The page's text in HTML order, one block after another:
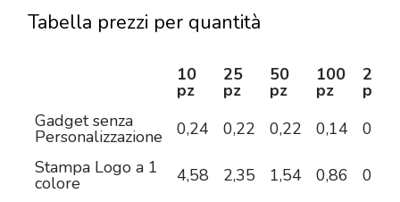
Tabella prezzi per quantità
10
pz
25
pz
50
pz
100
pz
250
pz
Gadget senza
Personalizzazione 0,24 0,22 0,22 0,14
0,13
Stampa Logo a 1
colore 4,58 2,35 1,54 0,86
0,53